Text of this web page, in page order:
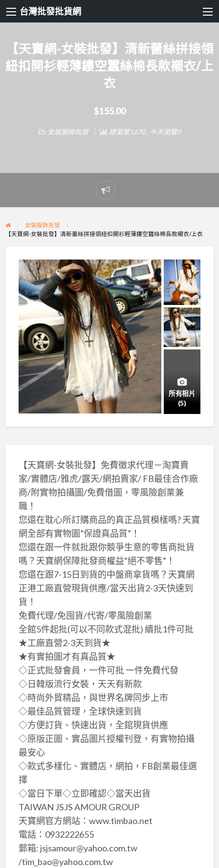
台灣批發批貨網
【天寶網-女裝批發】清新蕾絲拼接領
紐扣開衫輕薄鏤空蠶絲棉長款襯衣/上
衣
$155.00
女裝服飾批發 總瀏覽1670 , 今天瀏覽0
Report
problem
女裝服飾批發
【天寶網-女裝批發】清新蕾絲拼接領紐扣開衫輕薄鏤空蠶絲棉長款襯衣/上衣
所有相片
(5)
【天寶網-女裝批發】免費徵求代理－淘寶賣
家/實體店/雅虎/露天/網拍賣家/ FB最佳合作廠
商/附實物拍攝圖/免費借圖，零風險創業兼
職！
您還在耽心所訂購商品的真正品質模樣嗎? 天寶
網全部有實物圖”保證真品質”！
您還在跟一件就批跟你競爭生意的零售商批貨
嗎？天寶網保障批發商權益“絕不零售”！
您還在跟7-15日到貨的中盤商拿貨嗎？天寶網
正港工廠直營現貨供應/當天出貨2-3天快速到
貨！
免費代理/免囤貨/代寄/零風險創業
全館5件起批(可以不同款式混批) 續批1件可批
★工廠直營2-3天到貨★
★有實拍圖才有真品質★
◇正式批發會員，一件可批 一件免費代發
◇日韓版流行女裝，天天有新款
◇時尚外貿精品，與世界名牌同步上市
◇最佳品質管理，全球快速到貨
◇方便訂貨、快速出貨，全錧現貨供應
◇原版正圖、實品圖片授權刊登，有實物拍攝
最安心
◇款式多樣化、實體店，網拍，FB創業最佳選
擇
◇當日下單◇立即確認◇當天出貨
TAIWAN JSJS AMOUR GROUP
天寶網官方網站：www.timbao.net
電話：0932222655
郵箱: jsjsamour@yahoo.com.tw
/tim_bao@yahoo.com.tw